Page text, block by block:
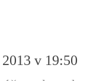
v 19:50